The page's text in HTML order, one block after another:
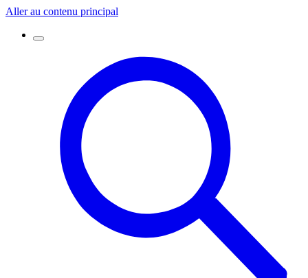
Aller au contenu principal